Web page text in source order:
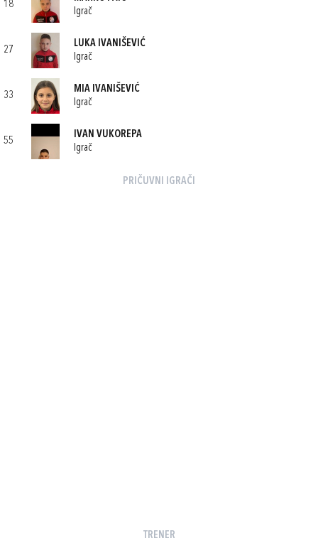
18
Igrač
27
LUKA IVANIŠEVIĆ
Igrač
33
MIA IVANIŠEVIĆ
Igrač
55
IVAN VUKOREPA
Igrač
PRIČUVNI IGRAČI
TRENER